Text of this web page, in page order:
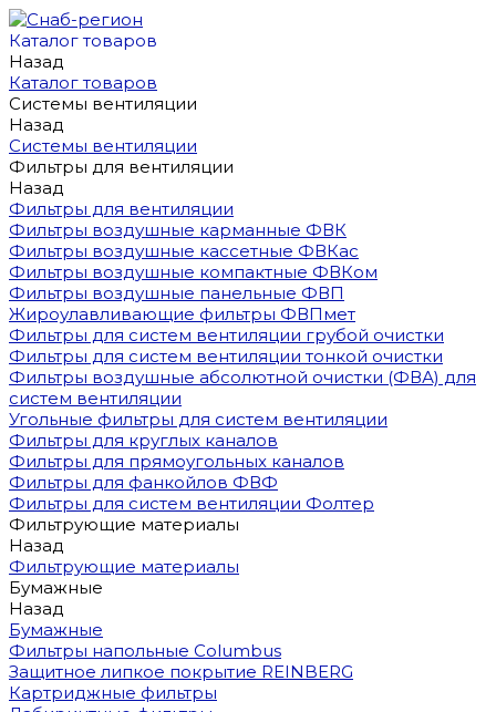
Каталог товаров
Назад
Каталог товаров
Системы вентиляции
Назад
Системы вентиляции
Фильтры для вентиляции
Назад
Фильтры для вентиляции
Фильтры воздушные карманные ФВК
Фильтры воздушные кассетные ФВКас
Фильтры воздушные компактные ФВКом
Фильтры воздушные панельные ФВП
Жироулавливающие фильтры ФВПмет
Фильтры для систем вентиляции грубой очистки
Фильтры для систем вентиляции тонкой очистки
Фильтры воздушные абсолютной очистки (ФВА) для
систем вентиляции
Угольные фильтры для систем вентиляции
Фильтры для круглых каналов
Фильтры для прямоугольных каналов
Фильтры для фанкойлов ФВФ
Фильтры для систем вентиляции Фолтер
Фильтрующие материалы
Назад
Фильтрующие материалы
Бумажные
Назад
Бумажные
Фильтры напольные Columbus
Защитное липкое покрытие REINBERG
Картриджные фильтры